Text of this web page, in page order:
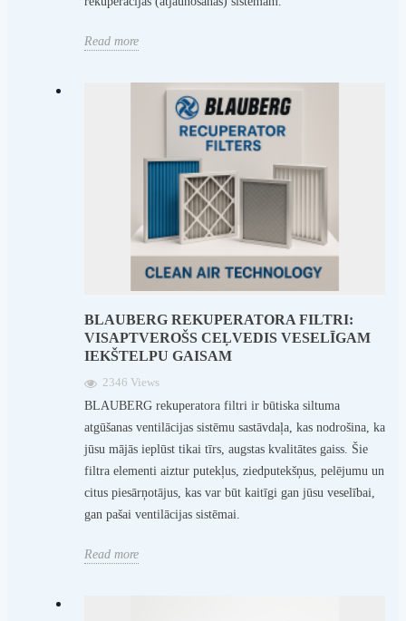
Read more
BLAUBERG REKUPERATORA FILTRI:
VISAPTVEROŠS CEĻVEDIS VESELĪGAM
IEKŠTELPU GAISAM
2346 Views
BLAUBERG rekuperatora filtri ir būtiska siltuma
atgūšanas ventilācijas sistēmu sastāvdaļa, kas nodrošina, ka
jūsu mājās ieplūst tikai tīrs, augstas kvalitātes gaiss. Šie
filtra elementi aiztur putekļus, ziedputekšņus, pelējumu un
citus piesārņotājus, kas var būt kaitīgi gan jūsu veselībai,
gan pašai ventilācijas sistēmai.
Read more